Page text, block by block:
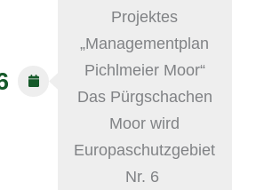
Projektes
„Managementplan
Pichlmeier Moor“
Das Pürgschachen
Moor wird
Europaschutzgebiet
Nr. 6